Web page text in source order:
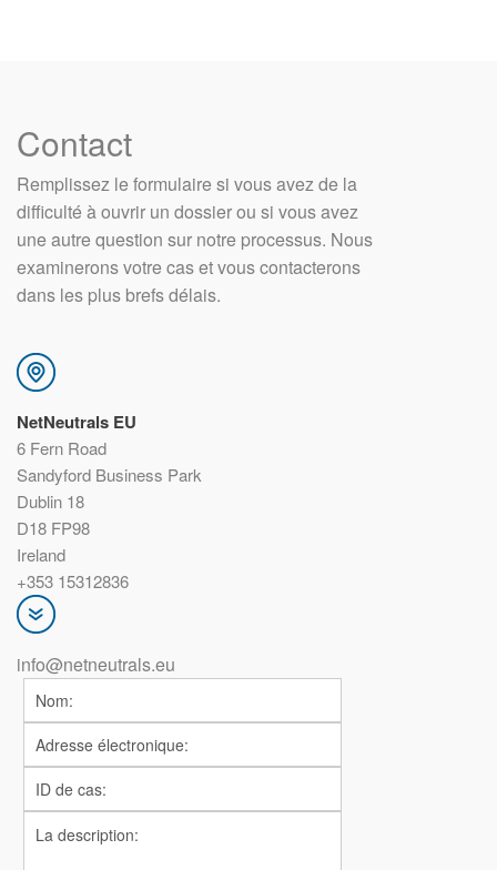
Contact
Remplissez le formulaire si vous avez de la
difficulté à ouvrir un dossier ou si vous avez
une autre question sur notre processus. Nous
examinerons votre cas et vous contacterons
dans les plus brefs délais.
NetNeutrals EU
6 Fern Road
Sandyford Business Park
Dublin 18
D18 FP98
Ireland
+353 15312836
info@netneutrals.eu